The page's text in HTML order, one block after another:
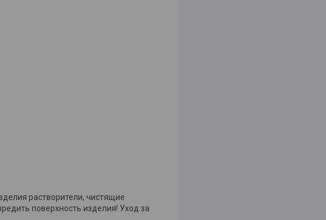
растворители, чистящие
поверхность изделия! Уход за